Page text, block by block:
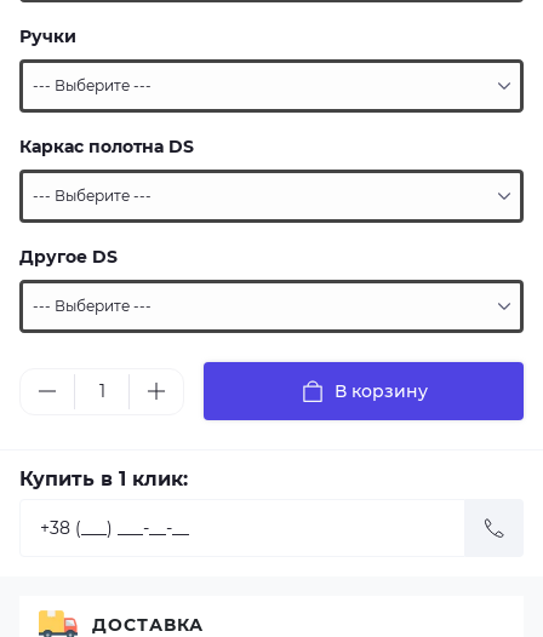
Ручки
Каркас полотна DS
Другое DS
В корзину
Купить в 1 клик:
ДОСТАВКА